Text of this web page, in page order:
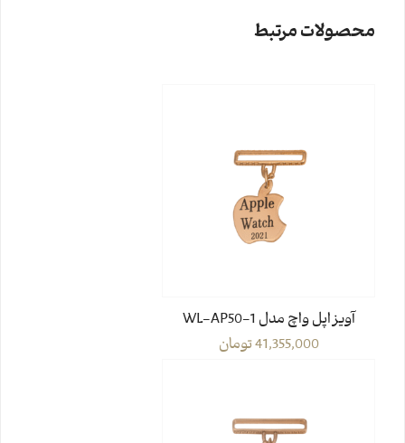
محصولات مرتبط
آویز اپل واچ مدل WL-AP50-1
41,355,000تومان